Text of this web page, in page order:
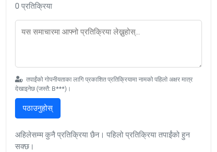
0 प्रतिक्रिया
तपाईंको गोपनीयताका लागि प्रकाशित प्रतिक्रियामा नामको पहिलो अक्षर मात्र
देखाइनेछ (जस्तै: B***)।
पठाउनुहोस्
अहिलेसम्म कुनै प्रतिक्रिया छैन। पहिलो प्रतिक्रिया तपाईंको हुन
सक्छ।